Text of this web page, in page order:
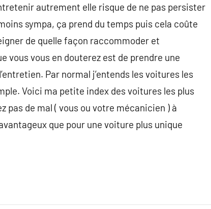
autrement elle risque de ne pas persister
sympa, ça prend du temps puis cela coûte
de quelle façon raccommoder et
vous en douterez est de prendre une
Par normal j’entends les voitures les
Voici ma petite index des voitures les plus
pas de mal ( vous ou votre mécanicien ) à
que pour une voiture plus unique